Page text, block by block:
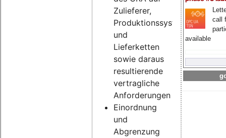
call
available
Zulieferer,
Produktionssysteme
und
Lieferketten
sowie daraus
resultierende
vertragliche
Anforderungen
Einordnung
und
Abgrenzung